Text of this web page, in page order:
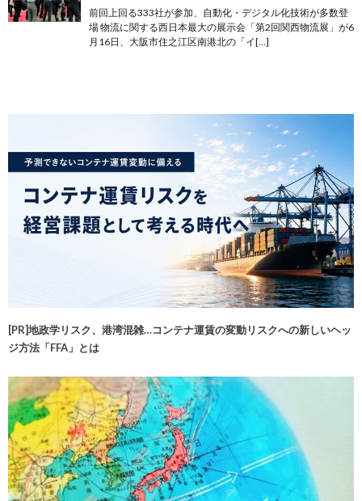
前回上回る333社が参加、自動化・デジタル化技術が多数登
場 物流に関する西日本最大の展示会「第2回関西物流展」が6
月16日、大阪市住之江区南港北の「イ[…]
[PR]地政学リスク、港湾混雑…コンテナ運賃の変動リスクへの新しいヘッ
ジ方法「FFA」とは